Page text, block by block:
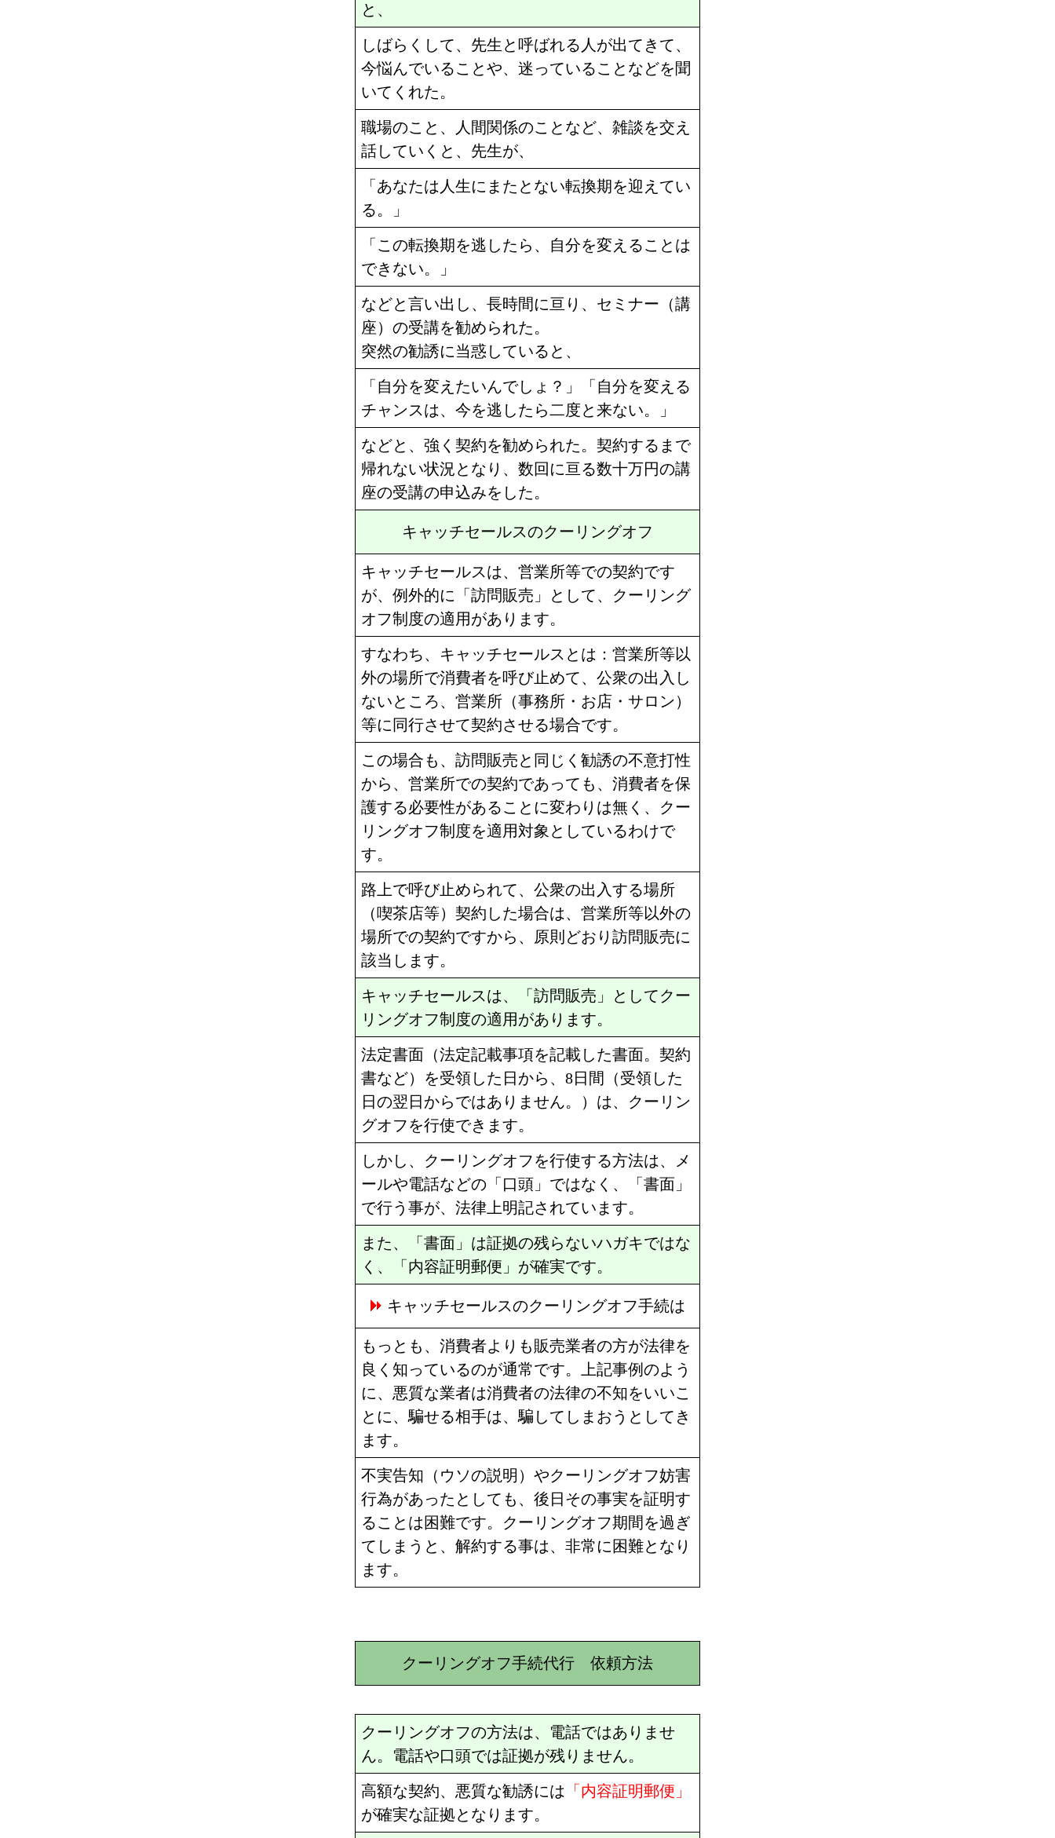
と、
しばらくして、先生と呼ばれる人が出てきて、
今悩んでいることや、迷っていることなどを聞
いてくれた。
職場のこと、人間関係のことなど、雑談を交え
話していくと、先生が、
「あなたは人生にまたとない転換期を迎えてい
る。」
「この転換期を逃したら、自分を変えることは
できない。」
などと言い出し、長時間に亘り、セミナー（講
座）の受講を勧められた。
突然の勧誘に当惑していると、
「自分を変えたいんでしょ？」「自分を変える
チャンスは、今を逃したら二度と来ない。」
などと、強く契約を勧められた。契約するまで
帰れない状況となり、数回に亘る数十万円の講
座の受講の申込みをした。
キャッチセールスのクーリングオフ
キャッチセールスは、営業所等での契約です
が、例外的に「訪問販売」として、クーリング
オフ制度の適用があります。
すなわち、キャッチセールスとは：営業所等以
外の場所で消費者を呼び止めて、公衆の出入し
ないところ、営業所（事務所・お店・サロン）
等に同行させて契約させる場合です。
この場合も、訪問販売と同じく勧誘の不意打性
から、営業所での契約であっても、消費者を保
護する必要性があることに変わりは無く、クー
リングオフ制度を適用対象としているわけで
す。
路上で呼び止められて、公衆の出入する場所
（喫茶店等）契約した場合は、営業所等以外の
場所での契約ですから、原則どおり訪問販売に
該当します。
キャッチセールスは、「訪問販売」としてクー
リングオフ制度の適用があります。
法定書面（法定記載事項を記載した書面。契約
書など）を受領した日から、8日間（受領した
日の翌日からではありません。）は、クーリン
グオフを行使できます。
しかし、クーリングオフを行使する方法は、メ
ールや電話などの「口頭」ではなく、「書面」
で行う事が、法律上明記されています。
また、「書面」は証拠の残らないハガキではな
く、「内容証明郵便」が確実です。
キャッチセールスのクーリングオフ手続は
もっとも、消費者よりも販売業者の方が法律を
良く知っているのが通常です。上記事例のよう
に、悪質な業者は消費者の法律の不知をいいこ
とに、騙せる相手は、騙してしまおうとしてき
ます。
不実告知（ウソの説明）やクーリングオフ妨害
行為があったとしても、後日その事実を証明す
ることは困難です。クーリングオフ期間を過ぎ
てしまうと、解約する事は、非常に困難となり
ます。
クーリングオフ手続代行 依頼方法
クーリングオフの方法は、電話ではありませ
ん。電話や口頭では証拠が残りません。
高額な契約、悪質な勧誘には 「内容証明郵便」
が確実な証拠となります。